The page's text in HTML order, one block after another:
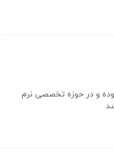
و در حوزه تخصصی نرم